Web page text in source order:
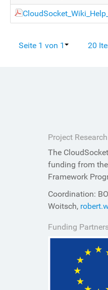
Seite 1 von 1 20
Project Research
The
funding from
Framework
Coordination:
Woitsch,
Funding